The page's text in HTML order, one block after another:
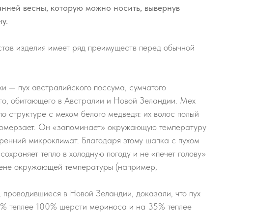
весны, которую можно носить, вывернув
изделия имеет ряд преимуществ перед обычной
— пух австралийского поссума, сумчатого
обитающего в Австралии и Новой Зеландии. Мех
структуре с мехом белого медведя: их волос полый
Он «запоминает» окружающую температуру
микроклимат. Благодаря этому шапка с пухом
тепло в холодную погоду и не «печет голову»
окружающей температуры (например,
в Новой Зеландии, доказали, что пух
теплее 100% шерсти мериноса и на 35% теплее